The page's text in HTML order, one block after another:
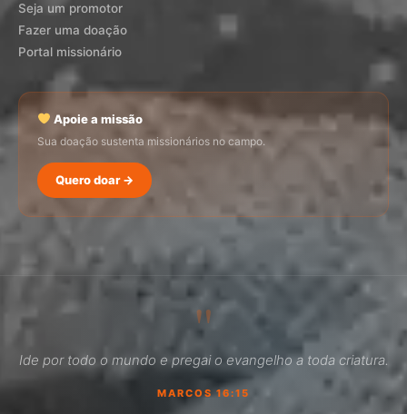
Seja um promotor
Fazer uma doação
Portal missionário
Apoie a missão
Sua doação sustenta missionários no campo.
Quero doar →
"
Ide por todo o mundo e pregai o evangelho a toda criatura.
MARCOS 16:15